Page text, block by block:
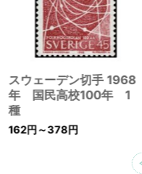
スウェーデン切手 1968
年 国民高校100年 1
種
162円～378円